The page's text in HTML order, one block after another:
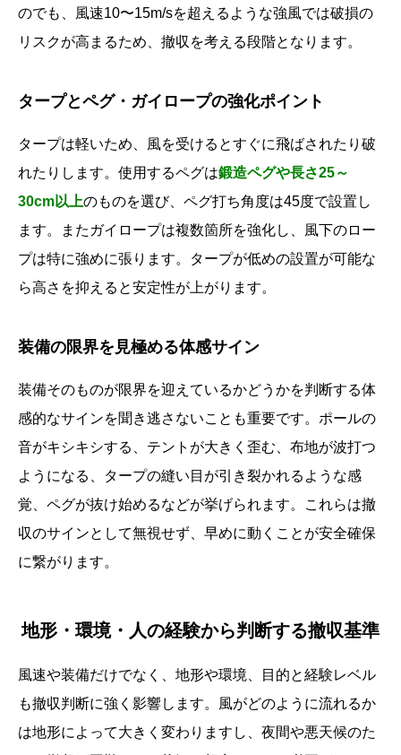
のでも、風速10〜15m/sを超えるような強風では破損の
リスクが高まるため、撤収を考える段階となります。
タープとペグ・ガイロープの強化ポイント
タープは軽いため、風を受けるとすぐに飛ばされたり破
れたりします。使用するペグは鍛造ペグや長さ25～
30cm以上のものを選び、ペグ打ち角度は45度で設置し
ます。またガイロープは複数箇所を強化し、風下のロー
プは特に強めに張ります。タープが低めの設置が可能な
ら高さを抑えると安定性が上がります。
装備の限界を見極める体感サイン
装備そのものが限界を迎えているかどうかを判断する体
感的なサインを聞き逃さないことも重要です。ポールの
音がキシキシする、テントが大きく歪む、布地が波打つ
ようになる、タープの縫い目が引き裂かれるような感
覚、ペグが抜け始めるなどが挙げられます。これらは撤
収のサインとして無視せず、早めに動くことが安全確保
に繋がります。
地形・環境・人の経験から判断する撤収基準
風速や装備だけでなく、地形や環境、目的と経験レベル
も撤収判断に強く影響します。風がどのように流れるか
は地形によって大きく変わりますし、夜間や悪天候のた